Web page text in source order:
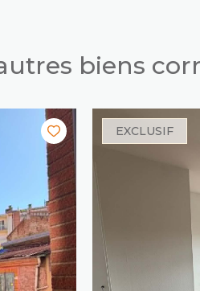
biens
EXCLUSIF